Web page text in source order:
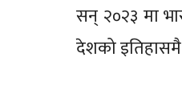
सन् २०२३ मा
देशको